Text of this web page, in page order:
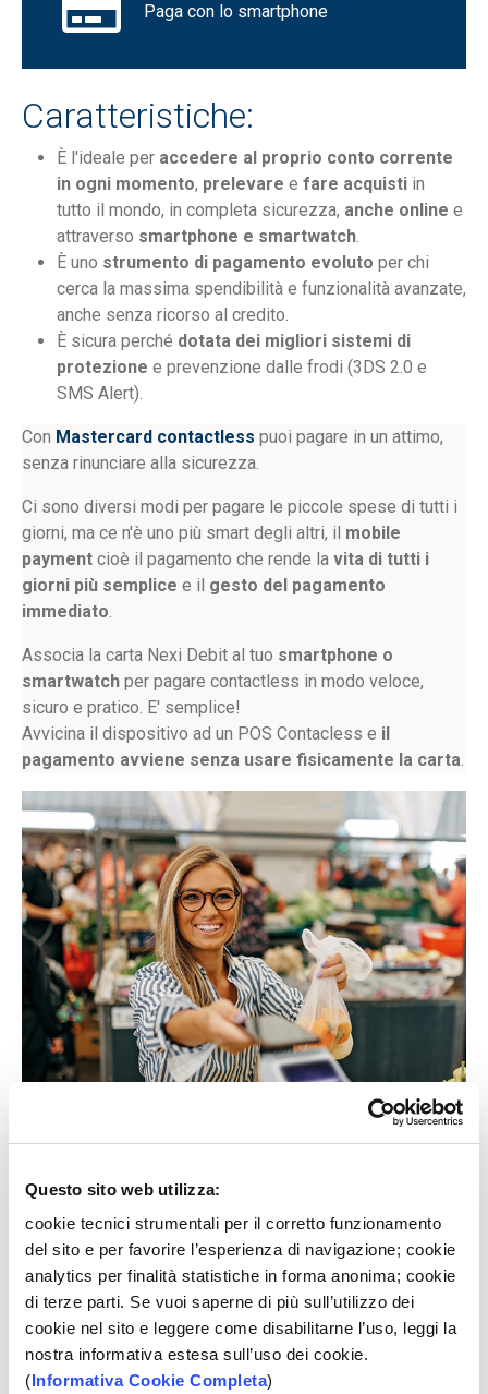
Questo sito web utilizza:
cookie tecnici strumentali per il corretto funzionamento
del sito e per favorire l’esperienza di navigazione; cookie
analytics per finalità statistiche in forma anonima; cookie
di terze parti. Se vuoi saperne di più sull’utilizzo dei
cookie nel sito e leggere come disabilitarne l’uso, leggi la
nostra informativa estesa sull’uso dei cookie.
(Informativa Cookie Completa)
Paga con lo smartphone
Caratteristiche:
È l'ideale per accedere al proprio conto corrente
in ogni momento, prelevare e fare acquisti in
tutto il mondo, in completa sicurezza, anche online e
attraverso smartphone e smartwatch.
È uno strumento di pagamento evoluto per chi
cerca la massima spendibilità e funzionalità avanzate,
anche senza ricorso al credito.
È sicura perché dotata dei migliori sistemi di
protezione e prevenzione dalle frodi (3DS 2.0 e
SMS Alert).
Con Mastercard contactless puoi pagare in un attimo,
senza rinunciare alla sicurezza.
Ci sono diversi modi per pagare le piccole spese di tutti i
giorni, ma ce n'è uno più smart degli altri, il mobile
payment cioè il pagamento che rende la vita di tutti i
giorni più semplice e il gesto del pagamento
immediato.
Associa la carta Nexi Debit al tuo smartphone o
smartwatch per pagare contactless in modo veloce,
sicuro e pratico. E' semplice!
Avvicina il dispositivo ad un POS Contacless e il
pagamento avviene senza usare fisicamente la carta.
Tutti i vantaggi di Nexi Debit
Accettata in tutto il mondo: disponibile sul circuito
Mastercard per un’accettazione globale.
Mobile Payments: Con Google Pay, Samsung Pay,